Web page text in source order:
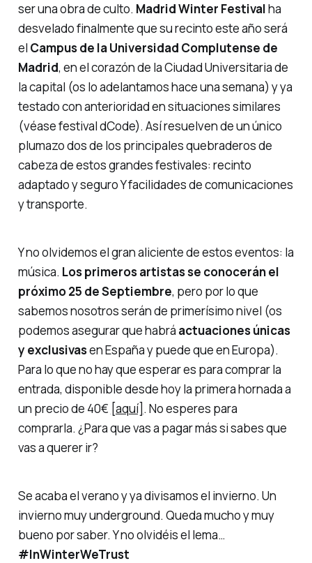
ser una obra de culto. Madrid Winter Festivalha
desvelado finalmente que su recinto este año será
el Campus de la Universidad Complutense de
Madrid, en el corazón de la Ciudad Universitaria de
la capital (os lo adelantamos hace una semana) y ya
testado con anterioridad en situaciones similares
(véase festival dCode). Así resuelven de un único
plumazo dos de los principales quebraderos de
cabeza de estos grandes festivales: recinto
adaptado y seguro Y facilidades de comunicaciones
y transporte.
Y no olvidemos el gran aliciente de estos eventos: la
música. Los primeros artistas se conocerán el
próximo 25 de Septiembre, pero por lo que
sabemos nosotros serán de primerísimo nivel (os
podemos asegurar que habrá actuaciones únicas
y exclusivasen España y puede que en Europa).
Para lo que no hay que esperar es para comprar la
entrada, disponible desde hoy la primerahornadaa
un precio de 40€ [aquí]. No esperes para
comprarla. ¿Para que vas a pagar más si sabes que
vas a querer ir?
Se acaba el verano y ya divisamos el invierno. Un
invierno muy underground. Queda mucho y muy
bueno por saber. Y no olvidéis el lema…
#InWinterWeTrust